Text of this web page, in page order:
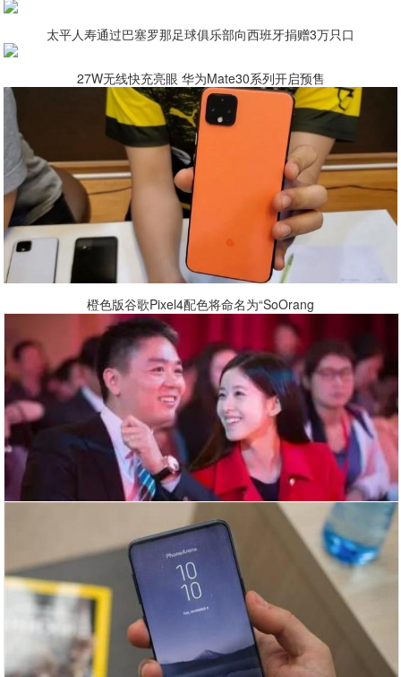
太平人寿通过巴塞罗那足球俱乐部向西班牙捐赠3万只口
27W无线快充亮眼 华为Mate30系列开启预售
橙色版谷歌Pixel4配色将命名为“SoOrang